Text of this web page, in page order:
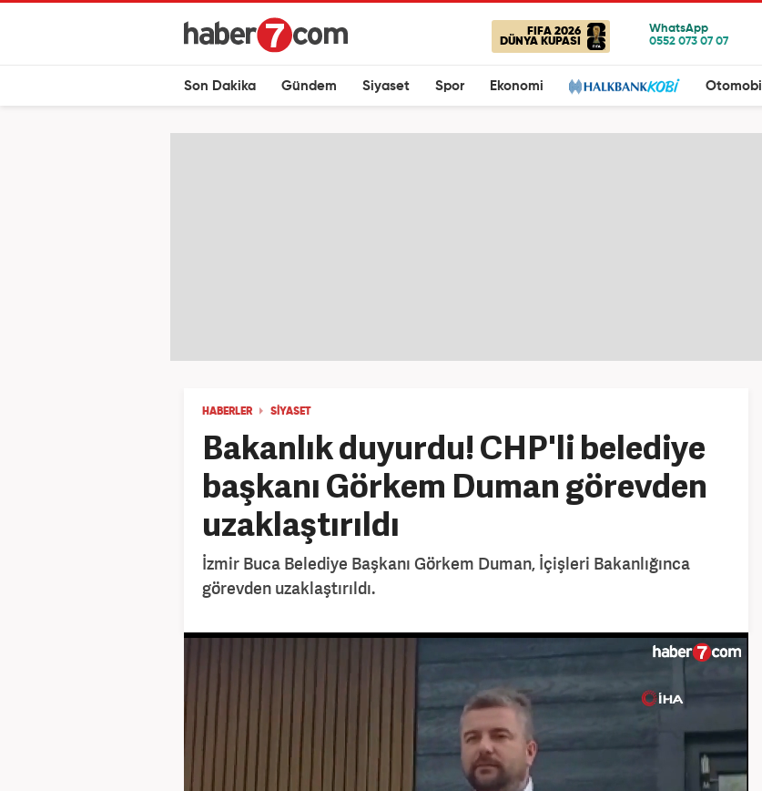
FIFA 2026
DÜNYA KUPASI
Son Dakika Gündem Siyaset Spor Ekonomi Otomobil
HABERLER SİYASET
Bakanlık duyurdu! CHP'li belediye
başkanı Görkem Duman görevden
uzaklaştırıldı
İzmir Buca Belediye Başkanı Görkem Duman, İçişleri Bakanlığınca
görevden uzaklaştırıldı.